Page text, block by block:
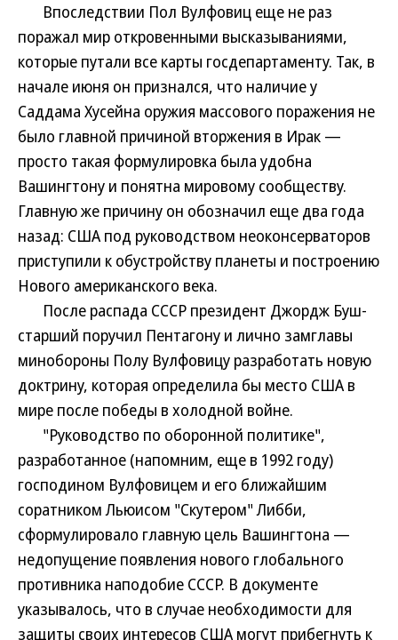
Впоследствии Пол Вулфовиц еще не раз
поражал мир откровенными высказываниями,
которые путали все карты госдепартаменту. Так, в
начале июня он признался, что наличие у
Саддама Хусейна оружия массового поражения не
было главной причиной вторжения в Ирак —
просто такая формулировка была удобна
Вашингтону и понятна мировому сообществу.
Главную же причину он обозначил еще два года
назад: США под руководством неоконсерваторов
приступили к обустройству планеты и построению
Нового американского века.
После распада СССР президент Джордж Буш-
старший поручил Пентагону и лично замглавы
минобороны Полу Вулфовицу разработать новую
доктрину, которая определила бы место США в
мире после победы в холодной войне.
"Руководство по оборонной политике",
разработанное (напомним, еще в 1992 году)
господином Вулфовицем и его ближайшим
соратником Льюисом "Скутером" Либби,
сформулировало главную цель Вашингтона —
недопущение появления нового глобального
противника наподобие СССР. В документе
указывалось, что в случае необходимости для
защиты своих интересов США могут прибегнуть к